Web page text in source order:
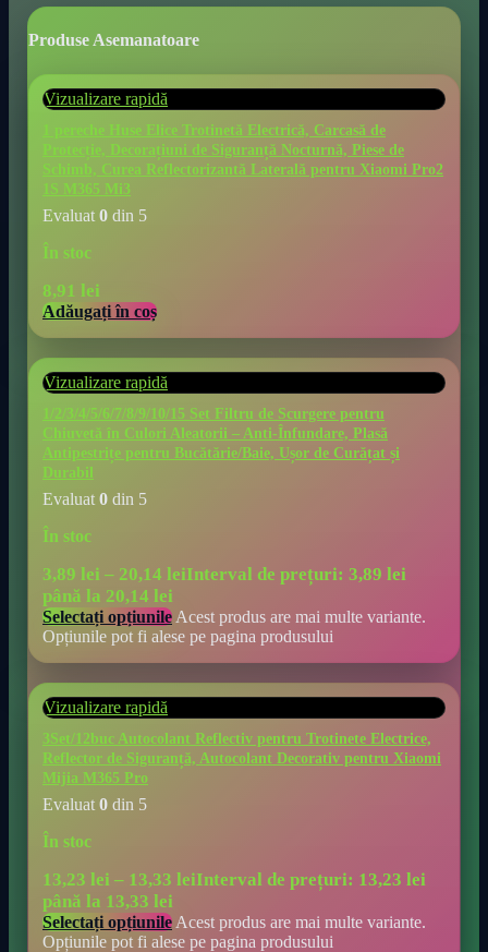
Produse Asemanatoare
Vizualizare rapidă
1 pereche Huse Elice Trotinetă Electrică, Carcasă de
Protecție, Decorațiuni de Siguranță Nocturnă, Piese de
Schimb, Curea Reflectorizantă Laterală pentru Xiaomi Pro2
1S M365 Mi3
Evaluat 0 din 5
În stoc
8,91 lei
Adăugați în coș
Vizualizare rapidă
1/2/3/4/5/6/7/8/9/10/15 Set Filtru de Scurgere pentru
Chiuvetă în Culori Aleatorii – Anti-Înfundare, Plasă
Antipestrițe pentru Bucătărie/Baie, Ușor de Curățat și
Durabil
Evaluat 0 din 5
În stoc
3,89 lei – 20,14 leiInterval de prețuri: 3,89 lei
până la 20,14 lei
Selectați opțiunile Acest produs are mai multe variante.
Opțiunile pot fi alese pe pagina produsului
Vizualizare rapidă
3Set/12buc Autocolant Reflectiv pentru Trotinete Electrice,
Reflector de Siguranță, Autocolant Decorativ pentru Xiaomi
Mijia M365 Pro
Evaluat 0 din 5
În stoc
13,23 lei – 13,33 leiInterval de prețuri: 13,23 lei
până la 13,33 lei
Selectați opțiunile Acest produs are mai multe variante.
Opțiunile pot fi alese pe pagina produsului